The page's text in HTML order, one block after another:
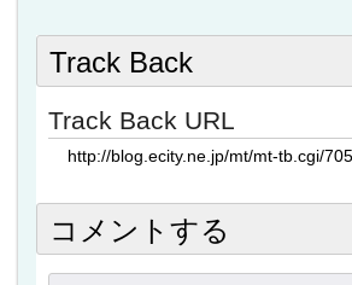
Track Back
Track Back URL
コメントする